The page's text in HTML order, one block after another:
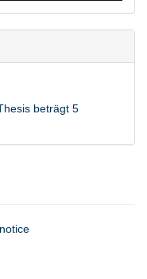
beträgt 5